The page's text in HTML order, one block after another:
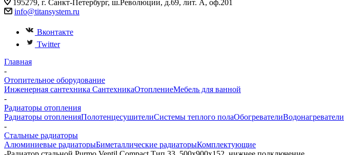
195279, г. Санкт-Петербург, ш.Революции, д.69, лит. А, оф.201
info@titansystem.ru
Вконтакте
Twitter
Главная
-
Отопительное оборудование
Инженерная сантехника СантехникаОтоплениеМебель для ванной
-
Радиаторы отопления
Радиаторы отопленияПолотенцесушителиСистемы теплого полаОбогревателиВодонагреватели
-
Стальные радиаторы
Алюминиевые радиаторыБиметаллические радиаторыКомплектующие